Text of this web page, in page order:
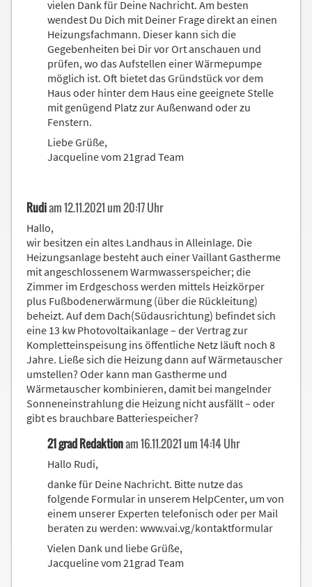
vielen Dank für Deine Nachricht. Am besten
wendest Du Dich mit Deiner Frage direkt an einen
Heizungsfachmann. Dieser kann sich die
Gegebenheiten bei Dir vor Ort anschauen und
prüfen, wo das Aufstellen einer Wärmepumpe
möglich ist. Oft bietet das Gründstück vor dem
Haus oder hinter dem Haus eine geeignete Stelle
mit genügend Platz zur Außenwand oder zu
Fenstern.
Liebe Grüße,
Jacqueline vom 21grad Team
Rudiam 12.11.2021 um 20:17 Uhr
Hallo,
wir besitzen ein altes Landhaus in Alleinlage. Die
Heizungsanlage besteht auch einer Vaillant Gastherme
mit angeschlossenem Warmwasserspeicher; die
Zimmer im Erdgeschoss werden mittels Heizkörper
plus Fußbodenerwärmung (über die Rückleitung)
beheizt. Auf dem Dach(Südausrichtung) befindet sich
eine 13 kw Photovoltaikanlage – der Vertrag zur
Kompletteinspeisung ins öffentliche Netz läuft noch 8
Jahre. Ließe sich die Heizung dann auf Wärmetauscher
umstellen? Oder kann man Gastherme und
Wärmetauscher kombinieren, damit bei mangelnder
Sonneneinstrahlung die Heizung nicht ausfällt – oder
gibt es brauchbare Batteriespeicher?
21 grad Redaktionam 16.11.2021 um 14:14 Uhr
Hallo Rudi,
danke für Deine Nachricht. Bitte nutze das
folgende Formular in unserem HelpCenter, um von
einem unserer Experten telefonisch oder per Mail
beraten zu werden: www.vai.vg/kontaktformular
Vielen Dank und liebe Grüße,
Jacqueline vom 21grad Team